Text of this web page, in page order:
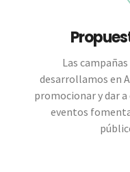
Las
desarrollamos en
promocionar y dar
eventos